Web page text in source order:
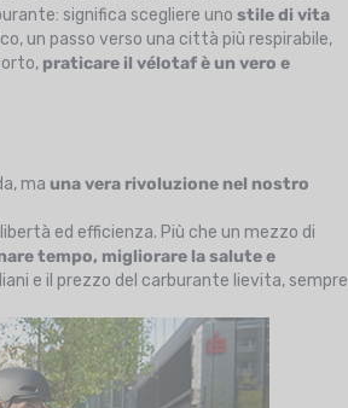
significa scegliere uno stile di vita
un passo verso una città più respirabile,
praticare il vélotaf è un vero e
ma una vera rivoluzione nel nostro
ed efficienza. Più che un mezzo di
tempo, migliorare la salute e
e il prezzo del carburante lievita, sempre